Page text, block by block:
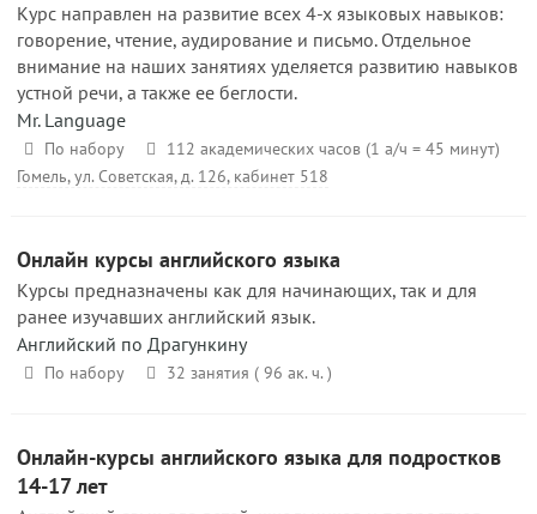
Курс направлен на развитие всех 4-х языковых навыков:
говорение, чтение, аудирование и письмо. Отдельное
внимание на наших занятиях уделяется развитию навыков
устной речи, а также ее беглости.
Mr. Language
По набору
112 академических часов (1 а/ч = 45 минут)
Гомель, ул. Советская, д. 126, кабинет 518
Онлайн курсы английского языка
Курсы предназначены как для начинающих, так и для
ранее изучавших английский язык.
Английский по Драгункину
По набору 32 занятия ( 96 ак. ч. )
Онлайн-курсы английского языка для подростков
14-17 лет